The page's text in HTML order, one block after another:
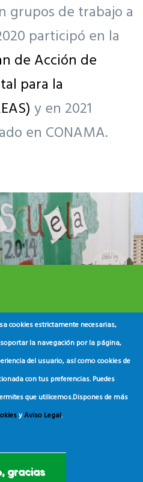
grupos de trabajo a
participó en la
de Acción de
para la
y en 2021
en CONAMA.
cookies estrictamente necesarias,
la navegación por la página,
del usuario, así como cookies de
con tus preferencias. Puedes
que utilicemos.Dispones de más
yAviso Legal.
gracias